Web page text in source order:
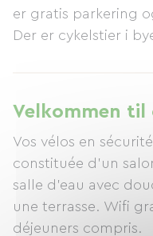
er gratis parkering
Der er cykelstier i
triumfbuen. Om
adskillige
og der er også
byen.
Velkommen til
Vos vélos en
constituée d’un
salle d’eau avec
une terrasse. Wifi
déjeuners compris.